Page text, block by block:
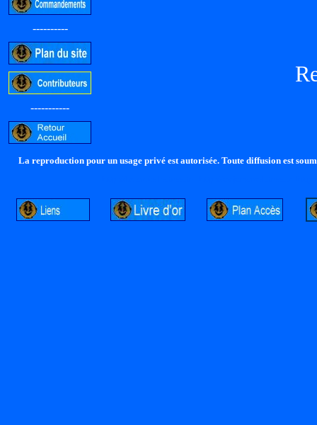
----------
-----------
La reproduction pour un usage privé est autorisée. Toute diffusion est